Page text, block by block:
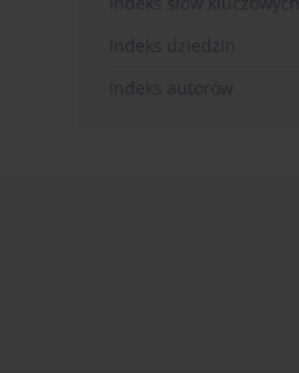
Indeks dziedzin
Indeks autorów